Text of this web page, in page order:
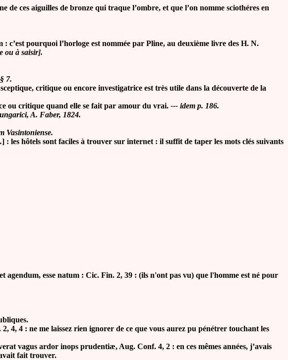
de ces aiguilles de bronze qui traque l’ombre, et que l’on nomme sciothéres en
pourquoi l’horloge est nommée par Pline, au deuxième livre des H. N.
ou à saisir].
7.
critique ou encore investigatrice est très utile dans la découverte de la
ou critique quand elle se fait par amour du vrai. --- idem p. 186.
A. Faber, 1824.
Vasintoniense.
hôtels sont faciles à trouver sur internet : il suffit de taper les mots clés suivants
agendum, esse natum : Cic. Fin. 2, 39 : (ils n'ont pas vu) que l'homme est né pour
4 : ne me laissez rien ignorer de ce que vous aurez pu pénétrer touchant les
vagus ardor inops prudentiæ, Aug. Conf. 4, 2 : en ces mêmes années, j’avais
fait trouver.